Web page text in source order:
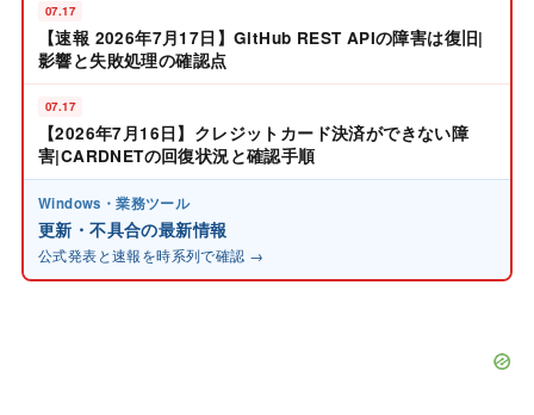
07.17
【速報 2026年7月17日】GitHub REST APIの障害は復旧|
影響と失敗処理の確認点
07.17
【2026年7月16日】クレジットカード決済ができない障
害|CARDNETの回復状況と確認手順
Windows・業務ツール
更新・不具合の最新情報
公式発表と速報を時系列で確認 →